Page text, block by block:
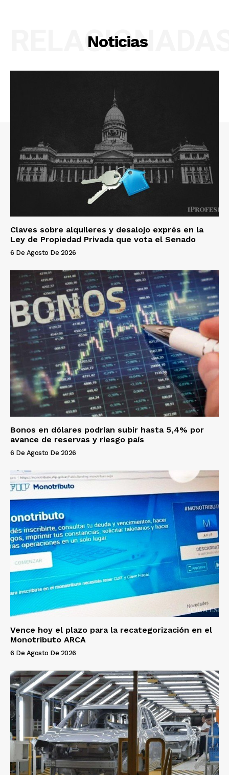
Noticias
Claves sobre alquileres y desalojo exprés en la
Ley de Propiedad Privada que vota el Senado
6 De Agosto De 2026
Bonos en dólares podrían subir hasta 5,4% por
avance de reservas y riesgo país
6 De Agosto De 2026
Vence hoy el plazo para la recategorización en el
Monotributo ARCA
6 De Agosto De 2026